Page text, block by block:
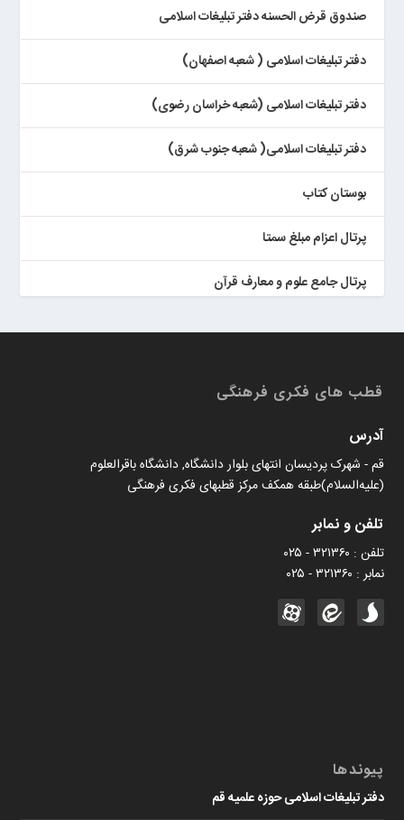
صندوق قرض الحسنه دفتر تبلیغات اسلامی
دفتر تبلیغات اسلامی ( شعبه اصفهان)
دفتر تبلیغات اسلامی (شعبه خراسان رضوی)
دفتر تبلیغات اسلامی( شعبه جنوب شرق)
بوستان کتاب
پرتال اعزام مبلغ سمتا
پرتال جامع علوم و معارف قرآن
کتابخان همراه پژوهان
قطب های فکری فرهنگی
آدرس
قم - شهرک پردیسان انتهای بلوار دانشگاه, دانشگاه باقرالعلوم
(علیه‌السلام)طبقه همکف مرکز قطبهای فکری فرهنگی
تلفن و نمابر
تلفن : ۳۲۱۳۶۰ - ۰۲۵
نمابر : ۳۲۱۳۶۰ - ۰۲۵
پیوندها
دفتر تبلیغات اسلامی حوزه علمیه قم